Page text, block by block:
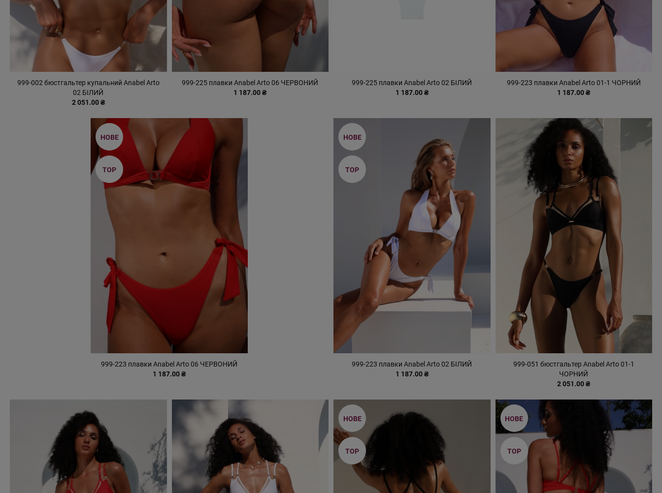
999-002 бюстгальтер купальний Anabel Arto
02 БІЛИЙ
2 051.00 ₴
999-225 плавки Anabel Arto 06 ЧЕРВОНИЙ
1 187.00 ₴
999-225 плавки Anabel Arto 02 БІЛИЙ
1 187.00 ₴
999-223 плавки Anabel Arto 01-1 ЧОРНИЙ
1 187.00 ₴
999-223 плавки Anabel Arto 06 ЧЕРВОНИЙ
1 187.00 ₴
НОВЕ
TOP
999-223 плавки Anabel Arto 02 БІЛИЙ
1 187.00 ₴
НОВЕ
TOP
999-051 бюстгальтер Anabel Arto 01-1
ЧОРНИЙ
2 051.00 ₴
НОВЕ
TOP
НОВЕ
TOP